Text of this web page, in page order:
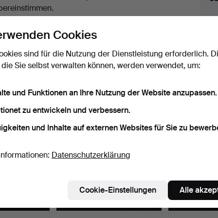
zu erhalten, sobald dieses Objekt
ist.
die mit Ihrer Suche
Cookies
sind für die Nutzung der Dienstleistung erforderlich.
Sie selbst verwalten können, werden verwendet, um:
und Funktionen an Ihre Nutzung der Website anzupassen.
zu entwickeln und verbessern.
und Inhalte auf externen Websites für Sie zu
Datenschutzerklärung
Cookie-Einstellungen Alle